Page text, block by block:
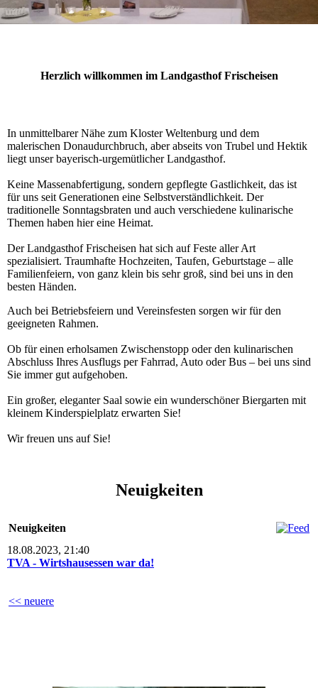
Herzlich willkommen im Landgasthof Frischeisen
In unmittelbarer Nähe zum Kloster Weltenburg und dem
malerischen Do­nau­durch­bruch, aber abseits von Trubel und Hektik
liegt unser ba­ye­risch-­urgemütlicher Landgasthof.
Keine Massenabfertigung, sondern gepflegte Gastlichkeit, das ist
für uns seit Generationen eine Selbst­verständlichkeit. Der
traditionelle Sonn­tags­braten und auch verschiedene ku­li­narische
The­men haben hier eine Heimat.
Der Landgasthof Frischeisen hat sich auf Feste aller Art
spezialisiert. Traumhafte Hochzeiten, Tau­fen, Geburtstage – alle
Familienfeiern, von ganz klein bis sehr groß, sind bei uns in den
besten Hän­den.
Auch bei Betriebsfeiern und Vereinsfesten sorgen wir für den
geeigneten Rahmen.
Ob für einen erholsamen Zwischen­stopp oder den kuli­narischen
Abschluss Ihres Ausflugs per Fahrrad, Auto oder Bus – bei uns sind
Sie immer gut aufgehoben.
Ein großer, eleganter Saal sowie ein wun­der­schö­ner Biergarten mit
kleinem Kin­der­spiel­platz erwarten Sie!
Wir freuen uns auf Sie!
Neuigkeiten
Neuigkeiten
18.08.2023, 21:40
TVA - Wirtshausessen war da!
<< neuere